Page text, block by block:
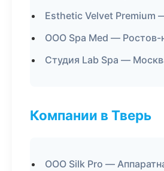
Esthetic Velvet Premium
ООО Spa Med — Ростов-
Студия Lab Spa —
Компании в Тверь
ООО Silk Pro —